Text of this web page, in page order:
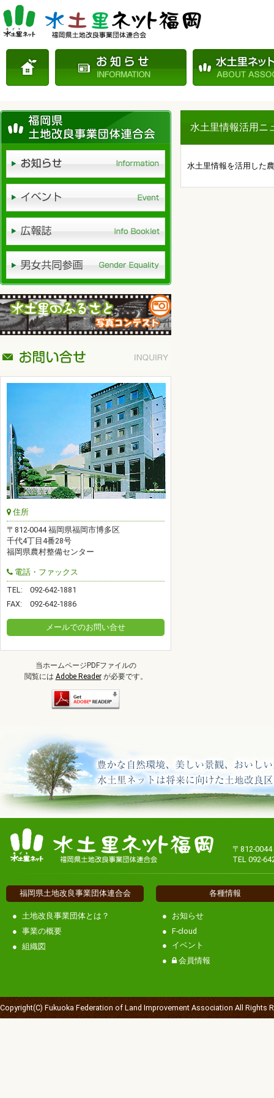
水土里情報活用ニ
水土里情報を活用した
住所
〒812-0044 福岡県福岡市博多区
千代4丁目4番28号
福岡県農村整備センター
電話・ファックス
TEL:
092-642-1881
FAX:
092-642-1886
メールでのお問い合せ
当ホームページPDFファイルの
閲覧には Adobe Readerが必要です。
〒812-
TEL 092-
福岡県土地改良事業団体連合会
土地改良事業団体とは？
事業の概要
組織図
各種情報
お知らせ
F-cloud
イベント
会員情報
Copyright(C) Fukuoka Federation of Land Improvement Association All Rights